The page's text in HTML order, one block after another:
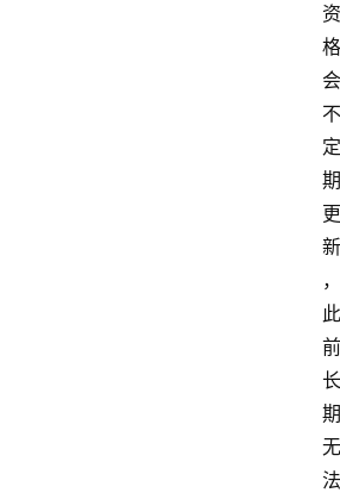
资
格
会
不
定
期
更
新
，
此
前
长
期
无
法